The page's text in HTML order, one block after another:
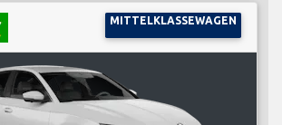
MITTELKLASSEWAGEN